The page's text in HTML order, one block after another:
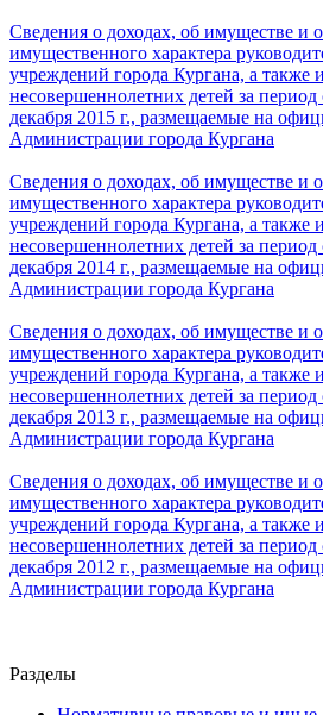
Сведения о доходах, об имуществе и
имущественного характера
учреждений города Кургана, а также
несовершеннолетних детей за период
декабря 2015 г., размещаемые на
Администрации города Кургана
Сведения о доходах, об имуществе и
имущественного характера
учреждений города Кургана, а также
несовершеннолетних детей за период
декабря 2014 г., размещаемые на
Администрации города Кургана
Сведения о доходах, об имуществе и
имущественного характера
учреждений города Кургана, а также
несовершеннолетних детей за период
декабря 2013 г., размещаемые на
Администрации города Кургана
Сведения о доходах, об имуществе и
имущественного характера
учреждений города Кургана, а также
несовершеннолетних детей за период
декабря 2012 г., размещаемые на
Администрации города Кургана
Разделы